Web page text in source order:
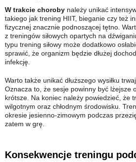
W trakcie choroby należy unikać
takiego jak trening HIIT, bieganie czy też
fizycznej znacznie podnoszącej tętno.
z treningów siłowych opartych na
typu trening siłowy może dodatkowo
sprawić, że organizm będzie dłużej
infekcję.
Warto także unikać dłuższego wysiłku
Oznacza to, że sesje powinny być lżejsze
krótsze. Na koniec należy powiedzieć, że
wilgotnym oraz chłodnym środowisku.
okresie jesienno-zimowym podczas
zatem w grę.
Konsekwencje treningu